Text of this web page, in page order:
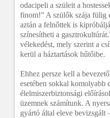
odacipeli a szüleit a
finom!” A szülők szája fülig
aztán a felnőttek is
színesítheti a
vélekedést, mely szerint a
kerül a háztartások hűtőibe.
Ehhez persze kell a
esetében sokkal komolyabb
élelmiszerbiztonsági
üzemnek számítunk. A
gyártó által eleve bevizsgált